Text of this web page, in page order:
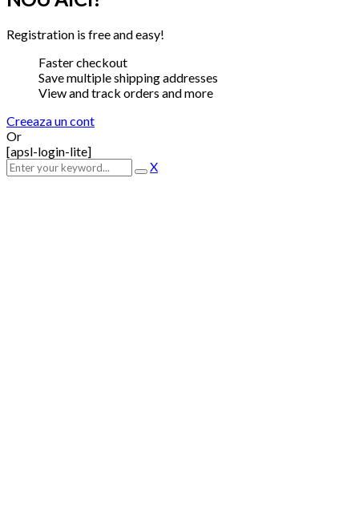
Registration is free and easy!
Faster checkout
Save multiple shipping addresses
View and track orders and more
Creeaza un cont
Or
[apsl-login-lite]
X